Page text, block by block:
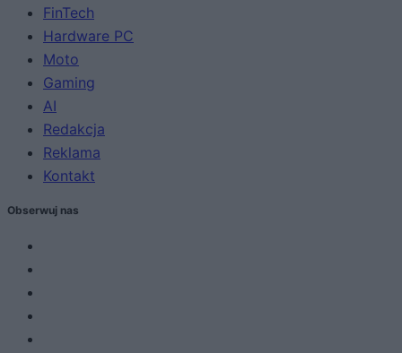
FinTech
Hardware PC
Moto
Gaming
AI
Redakcja
Reklama
Kontakt
Obserwuj nas